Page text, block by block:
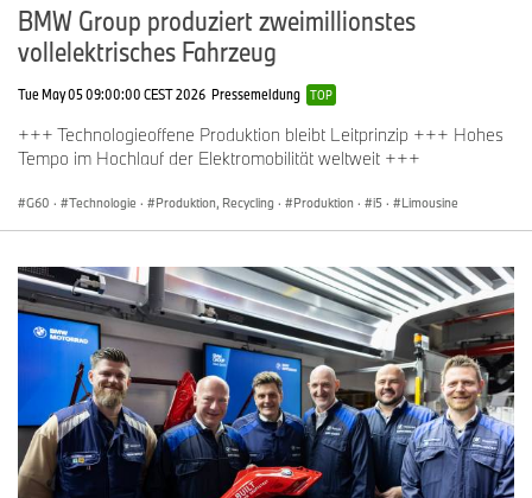
BMW Group produziert zweimillionstes
vollelektrisches Fahrzeug
Tue May 05 09:00:00 CEST 2026 Pressemeldung TOP
+++ Technologieoffene Produktion bleibt Leitprinzip +++ Hohes
Tempo im Hochlauf der Elektromobilität weltweit +++
G60 · Technologie · Produktion, Recycling · Produktion · i5 · Limousine